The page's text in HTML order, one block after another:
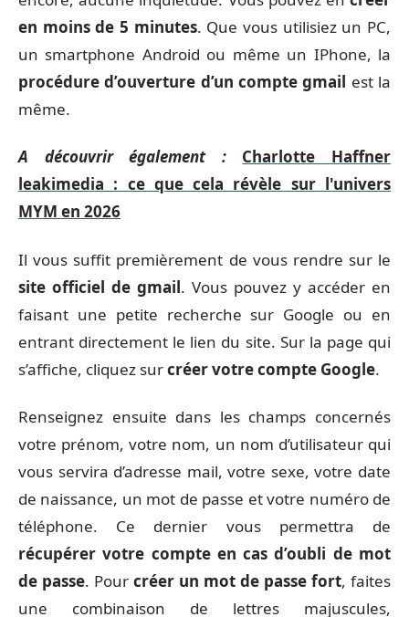
en moins de 5 minutes. Que vous utilisiez un PC,
un smartphone Android ou même un IPhone, la
procédure d’ouverture d’un compte gmail est la
même.
A découvrir également :
Charlotte Haffner
leakimedia : ce que cela révèle sur l'univers
MYM en 2026
Il vous suffit premièrement de vous rendre sur le
site officiel de gmail. Vous pouvez y accéder en
faisant une petite recherche sur Google ou en
entrant directement le lien du site. Sur la page qui
s’affiche, cliquez surcréer votre compte Google.
Renseignez ensuite dans les champs concernés
votre prénom, votre nom, un nom d’utilisateur qui
vous servira d’adresse mail, votre sexe, votre date
de naissance, un mot de passe et votre numéro de
téléphone. Ce dernier vous permettra de
récupérer votre compte en cas d’oubli de mot
de passe. Pour créer un mot de passe fort, faites
une combinaison de lettres majuscules,